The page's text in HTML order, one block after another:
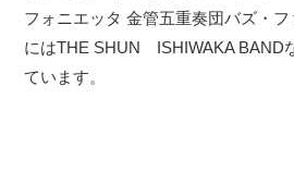
フォニエッタ 金管五重奏団バズ・フ
にはTHE SHUN ISHIWAKA BAND
ています。